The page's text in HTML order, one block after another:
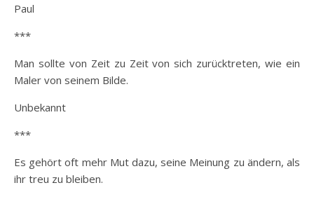
Paul
***
Man sollte von Zeit zu Zeit von sich zurücktreten, wie ein
Maler von seinem Bilde.
Unbekannt
***
Es gehört oft mehr Mut dazu, seine Meinung zu ändern, als
ihr treu zu bleiben.